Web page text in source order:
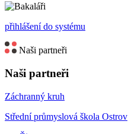
přihlášení do systému
Naši partneři
Naši partneři
Záchranný kruh
Střední průmyslová škola Ostrov